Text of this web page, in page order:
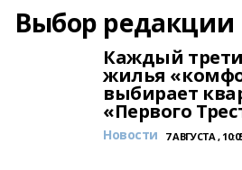
Выбор редакции
Каждый
жилья
выбирает
«Первого
Новости 7 АВГУСТА ,